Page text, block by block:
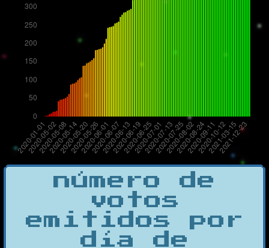
número de
votos
emitidos por
día de